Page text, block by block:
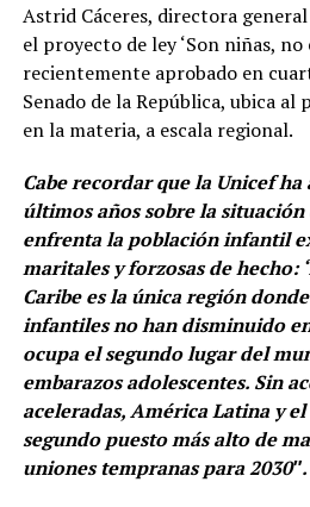
Astrid Cáceres, directora
el proyecto de ley ‘Son niñas, no
recientemente aprobado en
Senado de la República, ubica
en la materia, a escala regional.
Cabe recordar que la Unicef
últimos años sobre la
enfrenta la población infantil
maritales y forzosas de hecho:
Caribe es la única región
infantiles no han disminuido
ocupa el segundo lugar del
embarazos adolescentes. Sin
aceleradas, América Latina y
segundo puesto más alto de
uniones tempranas para 2030″.